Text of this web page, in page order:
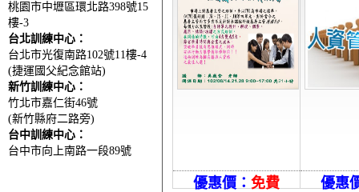
桃園市中壢區環北路398號15
樓-3
台北訓練中心：
台北市光復南路102號11樓-4
(捷運國父紀念館站)
新竹訓練中心：
竹北市嘉仁街46號
(新竹縣府二路旁)
台中訓練中心：
台中市向上南路一段89號
優惠價： 免費 優惠